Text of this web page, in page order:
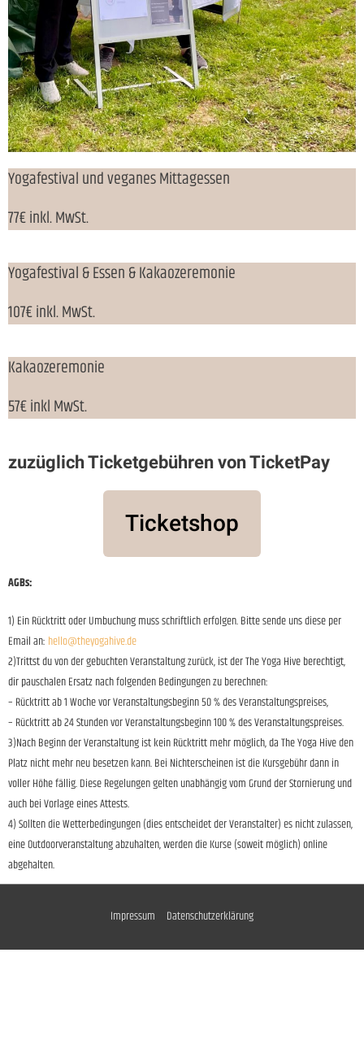
Yogafestival und veganes Mittagessen
77€ inkl. MwSt.
Yogafestival & Essen & Kakaozeremonie
107€ inkl. MwSt.
Kakaozeremonie
57€ inkl MwSt.
zuzüglich Ticketgebühren von TicketPay
Ticketshop
AGBs:
1) Ein Rücktritt oder Umbuchung muss schriftlich erfolgen. Bitte sende uns diese per
Email an: hello@theyogahive.de
2)Trittst du von der gebuchten Veranstaltung zurück, ist der The Yoga Hive berechtigt,
dir pauschalen Ersatz nach folgenden Bedingungen zu berechnen:
– Rücktritt ab 1 Woche vor Veranstaltungsbeginn 50 % des Veranstaltungspreises,
– Rücktritt ab 24 Stunden vor Veranstaltungsbeginn 100 % des Veranstaltungspreises.
3)Nach Beginn der Veranstaltung ist kein Rücktritt mehr möglich, da The Yoga Hive den
Platz nicht mehr neu besetzen kann. Bei Nichterscheinen ist die Kursgebühr dann in
voller Höhe fällig. Diese Regelungen gelten unabhängig vom Grund der Stornierung und
auch bei Vorlage eines Attests.
4) Sollten die Wetterbedingungen (dies entscheidet der Veranstalter) es nicht zulassen,
eine Outdoorveranstaltung abzuhalten, werden die Kurse (soweit möglich) online
abgehalten.
Impressum Datenschutzerklärung